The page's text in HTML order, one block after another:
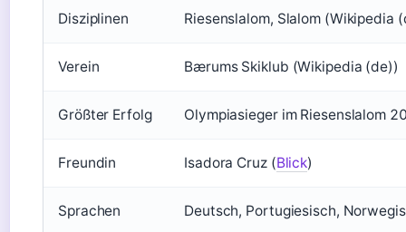
Disziplinen Riesenslalom, Slalom (Wikipedia
Verein Bærums Skiklub (Wikipedia (de))
Größter Erfolg Olympiasieger im Riesenslalom
Freundin Isadora Cruz (Blick)
Sprachen Deutsch, Portugiesisch,